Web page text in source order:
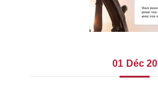
01 Déc 20